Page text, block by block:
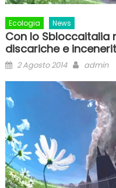
Ecologia News
Con lo Sbloccaitalia
discariche e
Posted
2 Agosto 2014 Author
admin